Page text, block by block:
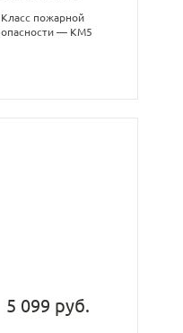
Класс пожарной
опасности — КМ5
5 099 руб.